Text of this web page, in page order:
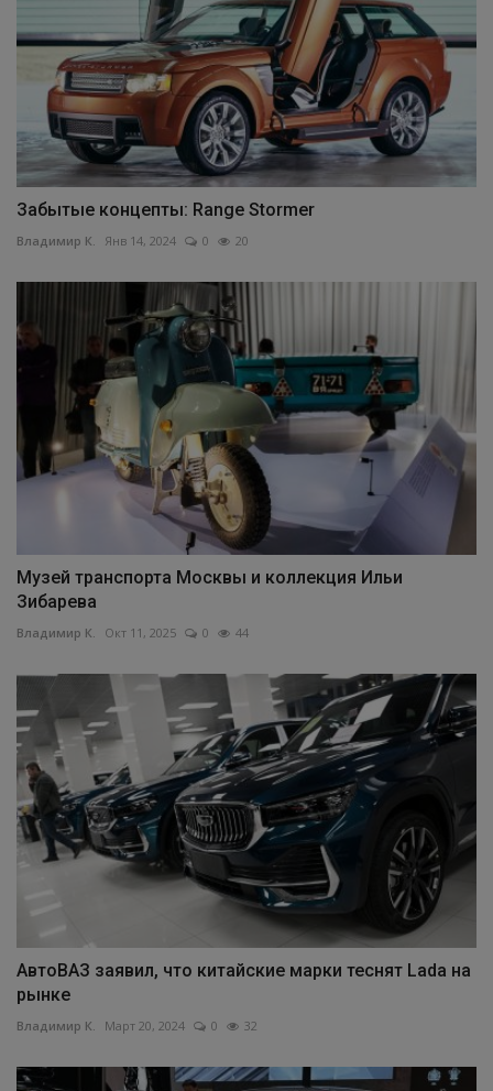
Забытые концепты: Range Stormer
Владимир К. Янв 14, 2024 0 20
Музей транспорта Москвы и коллекция Ильи
Зибарева
Владимир К. Окт 11, 2025 0 44
АвтоВАЗ заявил, что китайские марки теснят Lada на
рынке
Владимир К. Март 20, 2024 0 32